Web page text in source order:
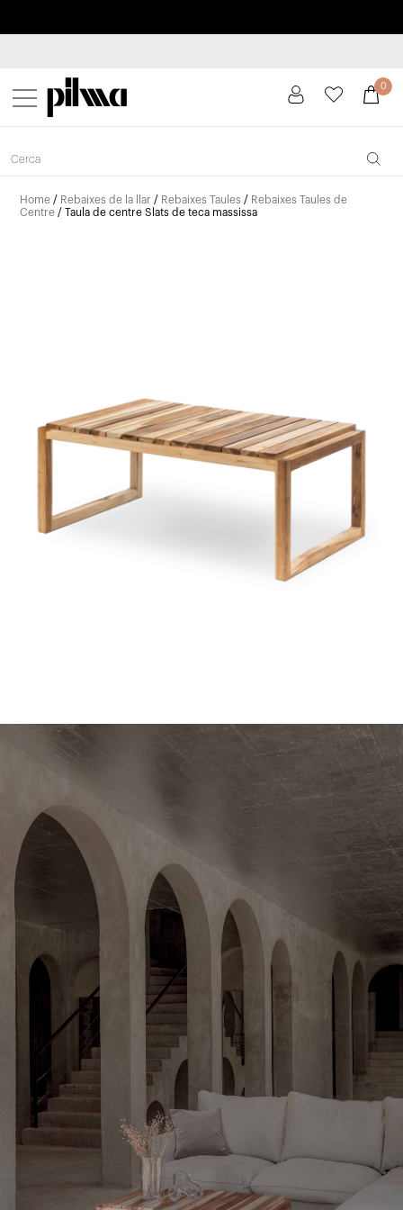
pilma 0
Home / Rebaixes de la llar / Rebaixes Taules / Rebaixes Taules de
Centre / Taula de centre Slats de teca massissa